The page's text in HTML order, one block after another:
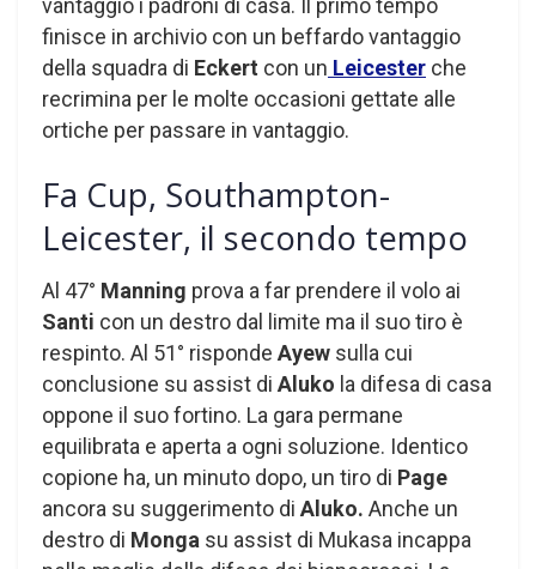
vantaggio i padroni di casa. Il primo tempo
finisce in archivio con un beffardo vantaggio
della squadra di Eckert con un Leicester che
recrimina per le molte occasioni gettate alle
ortiche per passare in vantaggio.
Fa Cup, Southampton-
Leicester, il secondo tempo
Al 47° Manning prova a far prendere il volo ai
Santi con un destro dal limite ma il suo tiro è
respinto. Al 51° risponde Ayew sulla cui
conclusione su assist di Aluko la difesa di casa
oppone il suo fortino. La gara permane
equilibrata e aperta a ogni soluzione. Identico
copione ha, un minuto dopo, un tiro di Page
ancora su suggerimento di Aluko. Anche un
destro di Monga su assist di Mukasa incappa